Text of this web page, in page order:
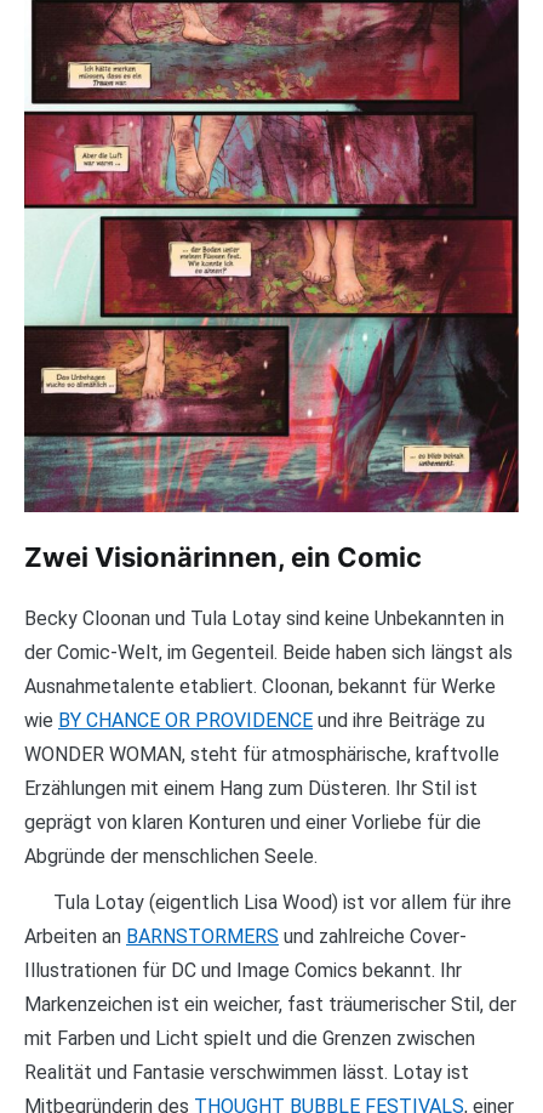
Zwei Visionärinnen, ein Comic
Becky Cloonan und Tula Lotay sind keine Unbekannten in
der Comic-Welt, im Gegenteil. Beide haben sich längst als
Ausnahmetalente etabliert. Cloonan, bekannt für Werke
wie BY CHANCE OR PROVIDENCE und ihre Beiträge zu
WONDER WOMAN, steht für atmosphärische, kraftvolle
Erzählungen mit einem Hang zum Düsteren. Ihr Stil ist
geprägt von klaren Konturen und einer Vorliebe für die
Abgründe der menschlichen Seele.
Tula Lotay (eigentlich Lisa Wood) ist vor allem für ihre
Arbeiten an BARNSTORMERS und zahlreiche Cover-
Illustrationen für DC und Image Comics bekannt. Ihr
Markenzeichen ist ein weicher, fast träumerischer Stil, der
mit Farben und Licht spielt und die Grenzen zwischen
Realität und Fantasie verschwimmen lässt. Lotay ist
Mitbegründerin des THOUGHT BUBBLE FESTIVALS, einer